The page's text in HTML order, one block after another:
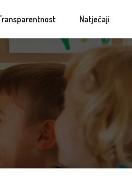
Natječaji